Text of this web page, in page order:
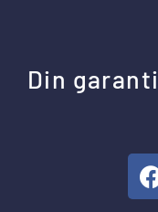
Din garanti